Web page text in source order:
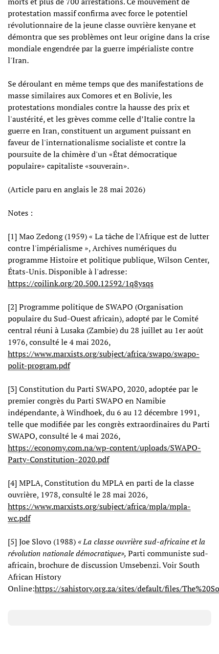
protestation massif confirma avec force le potentiel
révolutionnaire de la jeune classe ouvrière kenyane et
démontra que ses problèmes ont leur origine dans la crise
mondiale engendrée par la guerre impérialiste contre
l'Iran.
Se déroulant en même temps que des manifestations de
masse similaires aux Comores et en Bolivie, les
protestations mondiales contre la hausse des prix et
l'austérité, et les grèves comme celle d’Italie contre la
guerre en Iran, constituent un argument puissant en
faveur de l'internationalisme socialiste et contre la
poursuite de la chimère d'un «État démocratique
populaire» capitaliste «souverain».
(Article paru en anglais le 28 mai 2026)
Notes :
[1] Mao Zedong (1959) « La tâche de l'Afrique est de lutter
contre l'impérialisme », Archives numériques du
programme Histoire et politique publique, Wilson Center,
États-Unis. Disponible à l'adresse:
https://coilink.org/20.500.12592/1q8ysqs
[2] Programme politique de SWAPO (Organisation
populaire du Sud-Ouest africain), adopté par le Comité
central réuni à Lusaka (Zambie) du 28 juillet au 1er août
1976, consulté le 4 mai 2026,
https://www.marxists.org/subject/africa/swapo/swapo-
polit-program.pdf
[3] Constitution du Parti SWAPO, 2020, adoptée par le
premier congrès du Parti SWAPO en Namibie
indépendante, à Windhoek, du 6 au 12 décembre 1991,
telle que modifiée par les congrès extraordinaires du Parti
SWAPO, consulté le 4 mai 2026,
https://economy.com.na/wp-content/uploads/SWAPO-
Party-Constitution-2020.pdf
[4] MPLA, Constitution du MPLA en parti de la classe
ouvrière, 1978, consulté le 28 mai 2026,
https://www.marxists.org/subject/africa/mpla/mpla-
wc.pdf
[5] Joe Slovo (1988) « La classe ouvrière sud-africaine et la
révolution nationale démocratique», Parti communiste sud-
africain, brochure de discussion Umsebenzi. Voir South
African History
Online:https://sahistory.org.za/sites/default/files/